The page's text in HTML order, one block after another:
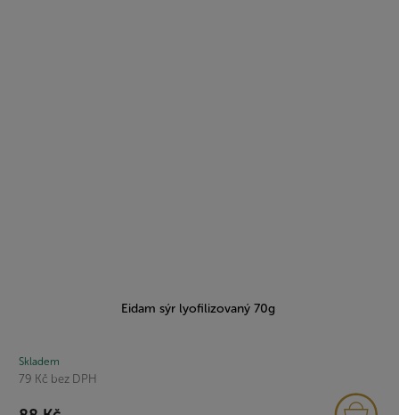
Eidam sýr lyofilizovaný 70g
Skladem
79 Kč bez DPH